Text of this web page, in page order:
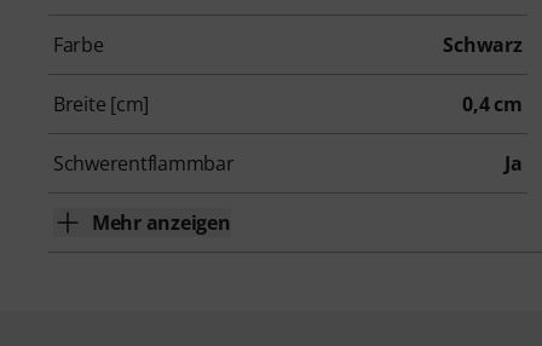
Farbe Schwarz
Breite [cm] 0,4 cm
Schwerentflammbar Ja
Mehr anzeigen